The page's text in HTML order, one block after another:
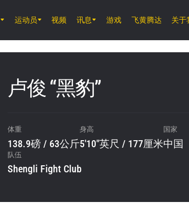
运动员 视频 讯息 游戏 飞黄腾达 关于
卢俊 “黑豹”
体重
138.9磅 / 63公斤
身高
5'10"英尺 / 177厘米
国家
中国
队伍
Shengli Fight Club